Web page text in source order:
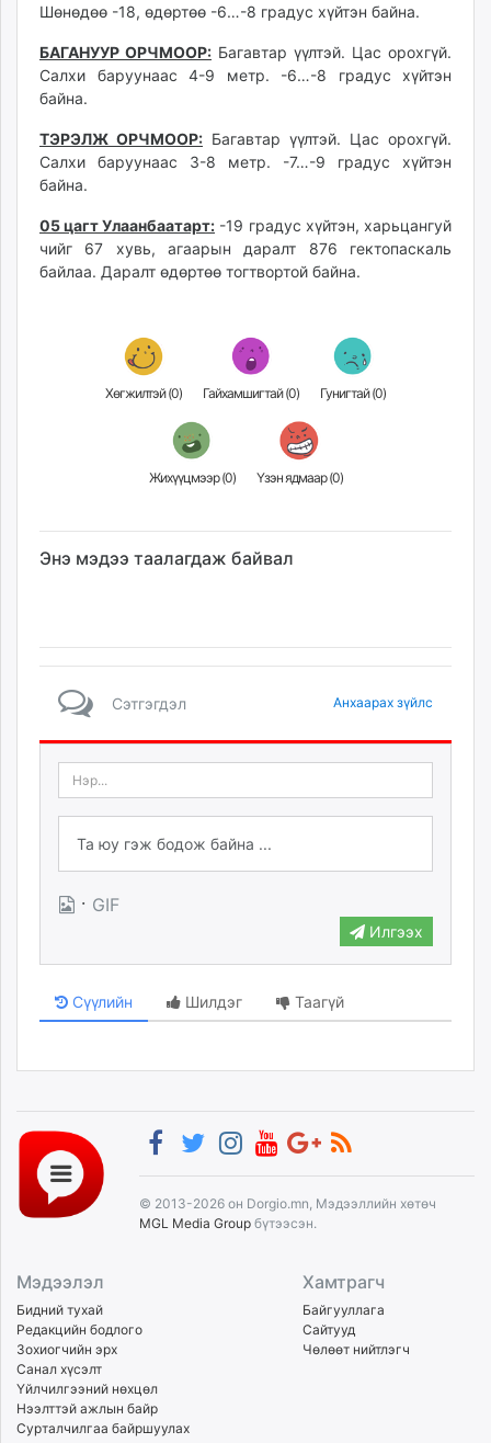
isee.mn
mglradio.com
fact.mn
itoim.mn
shuum.mn
times.mn
mass.mn
unegui.mn
unread.today
Шөнөдөө -18, өдөртөө -6…-8 градус хүйтэн байна.
БАГАНУУР ОРЧМООР: Багавтар үүлтэй. Цас орохгүй.
Салхи баруунаас 4-9 метр. -6…-8 градус хүйтэн
байна.
ТЭРЭЛЖ ОРЧМООР: Багавтар үүлтэй. Цас орохгүй.
Салхи баруунаас 3-8 метр. -7…-9 градус хүйтэн
байна.
05 цагт Улаанбаатарт: -19 градус хүйтэн, харьцангуй
чийг 67 хувь, агаарын даралт 876 гектопаскаль
байлаа. Даралт өдөртөө тогтвортой байна.
Хөгжилтэй (0) Гайхамшигтай (0) Гунигтай (0)
Жихүүцмээр (0) Үзэн ядмаар (0)
Энэ мэдээ таалагдаж байвал
Сэтгэгдэл Анхаарах зүйлс
· GIF
Илгээх
Сүүлийн Шилдэг Таагүй
© 2013-2026 он Dorgio.mn, Мэдээллийн хөтөч
MGL Media Group бүтээсэн.
Мэдээлэл
Бидний тухай
Редакцийн бодлого
Зохиогчийн эрх
Санал хүсэлт
Үйлчилгээний нөхцөл
Нээлттэй ажлын байр
Сурталчилгаа байршуулах
Хамтрагч
Байгууллага
Сайтууд
Чөлөөт нийтлэгч